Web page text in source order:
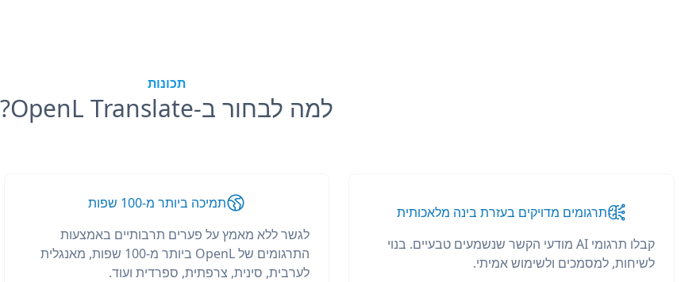
תכונות
למה לבחור ב-OpenL Translate?
תרגומים מדויקים בעזרת בינה מלאכותית
קבלו תרגומי AI מודעי הקשר שנשמעים טבעיים. בנוי
לשיחות, למסמכים ולשימוש אמיתי.
תמיכה ביותר מ-100 שפות
לגשר ללא מאמץ על פערים תרבותיים באמצעות
התרגומים של OpenL ביותר מ-100 שפות, מאנגלית
לערבית, סינית, צרפתית, ספרדית ועוד.